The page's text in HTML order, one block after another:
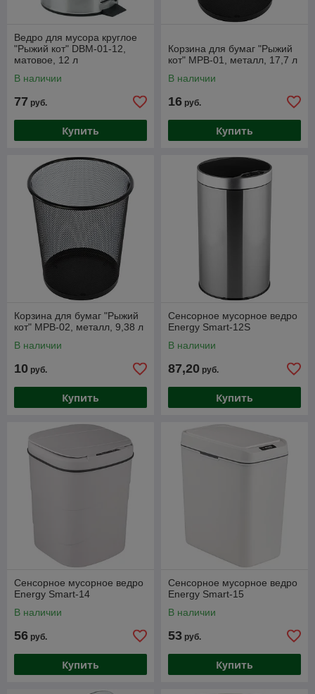
Ведро для мусора круглое
"Рыжий кот" DBM-01-12,
матовое, 12 л
В наличии
77 руб.
Купить
Корзина для бумаг "Рыжий
кот" MPB-01, металл, 17,7 л
В наличии
16 руб.
Купить
Корзина для бумаг "Рыжий
кот" MPB-02, металл, 9,38 л
В наличии
10 руб.
Купить
Сенсорное мусорное ведро
Energy Smart-12S
В наличии
87,20 руб.
Купить
Сенсорное мусорное ведро
Energy Smart-14
В наличии
56 руб.
Купить
Сенсорное мусорное ведро
Energy Smart-15
В наличии
53 руб.
Купить